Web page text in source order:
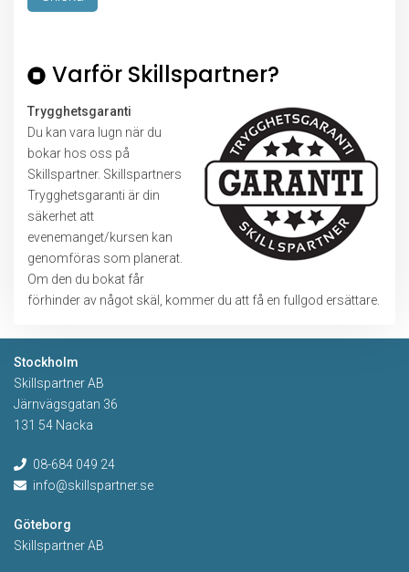
Varför Skillspartner?
Trygghetsgaranti
Du kan vara lugn när du
bokar hos oss på
Skillspartner. Skillspartners
Trygghetsgaranti är din
säkerhet att
evenemanget/kursen kan
genomföras som planerat.
Om den du bokat får
förhinder av något skäl, kommer du att få en fullgod ersättare.
Stockholm
Skillspartner AB
Järnvägsgatan 36
131 54 Nacka
08-684 049 24
info@skillspartner.se
Göteborg
Skillspartner AB